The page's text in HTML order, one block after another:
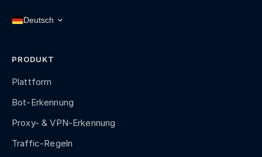
PRODUKT
Plattform
Bot-Erkennung
Proxy- & VPN-Erkennung
Traffic-Regeln